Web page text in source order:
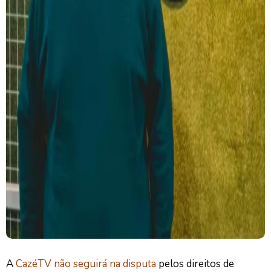
ACazéTV não seguirá na disputa pelos direitos de